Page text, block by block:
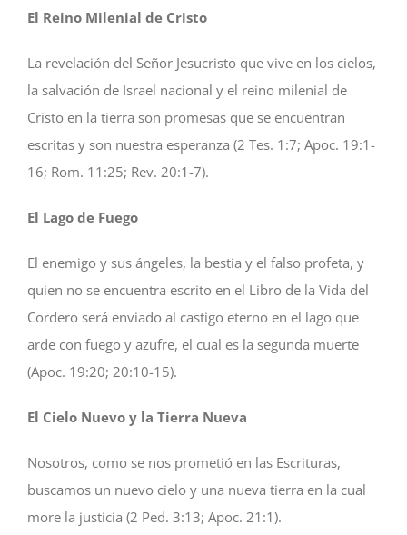
El Reino Milenial de Cristo
La revelación del Señor Jesucristo que vive en los cielos,
la salvación de Israel nacional y el reino milenial de
Cristo en la tierra son promesas que se encuentran
escritas y son nuestra esperanza (2 Tes. 1:7; Apoc. 19:1-
16; Rom. 11:25; Rev. 20:1-7).
El Lago de Fuego
El enemigo y sus ángeles, la bestia y el falso profeta, y
quien no se encuentra escrito en el Libro de la Vida del
Cordero será enviado al castigo eterno en el lago que
arde con fuego y azufre, el cual es la segunda muerte
(Apoc. 19:20; 20:10-15).
El Cielo Nuevo y la Tierra Nueva
Nosotros, como se nos prometió en las Escrituras,
buscamos un nuevo cielo y una nueva tierra en la cual
more la justicia (2 Ped. 3:13; Apoc. 21:1).